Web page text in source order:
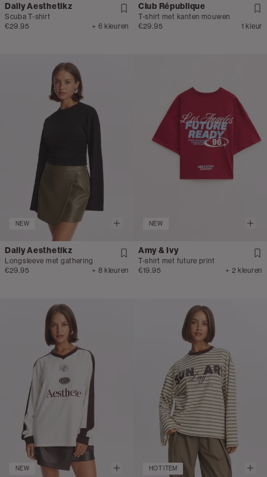
Daily Aesthetikz
Scuba T-shirt
€29.95
+ 6 kleuren
Club République
T-shirt met kanten mouwen
€29.95
1 kleur
NEW
Daily Aesthetikz
Longsleeve met gathering
€29.95
+ 8 kleuren
NEW
Amy & Ivy
T-shirt met future print
€19.95
+ 2 kleuren
NEW HOT ITEM